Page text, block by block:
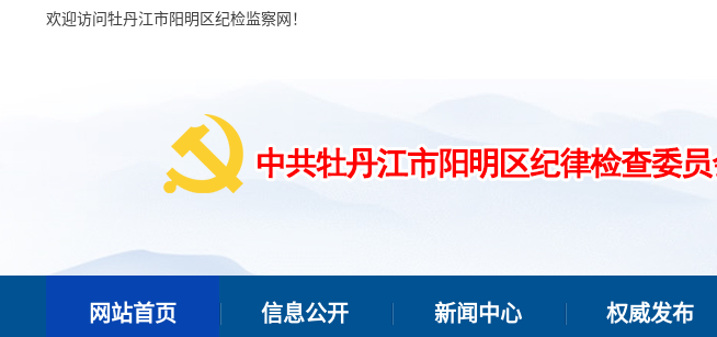
欢迎访问牡丹江市阳明区纪检监察网！
网站首页 信息公开 新闻中心 权威发布